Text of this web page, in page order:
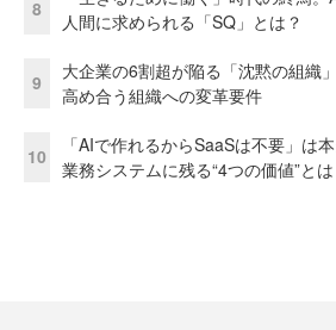
8
人間に求められる「SQ」とは？
9
大企業の6割超が陥る「沈黙の組織
高め合う組織への変革要件
10
「AIで作れるからSaaSは不要」は
業務システムに残る“4つの価値”とは